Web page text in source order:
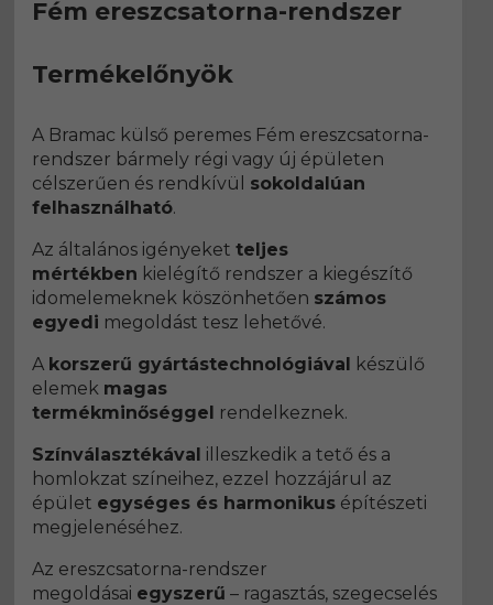
Fém ereszcsatorna-rendszer
Termékelőnyök
A Bramac külső peremes Fém ereszcsatorna-
rendszer bármely régi vagy új épületen
célszerűen és rendkívül sokoldalúan
felhasználható.
Az általános igényeketteljes
mértékben kielégítő rendszer a kiegészítő
idomelemeknek köszönhetően számos
egyedi megoldást tesz lehetővé.
A korszerű gyártástechnológiával készülő
elemek magas
termékminőséggel rendelkeznek.
Színválasztékával illeszkedik a tető és a
homlokzat színeihez, ezzel hozzájárul az
épület egységes és harmonikus építészeti
megjelenéséhez.
Az ereszcsatorna-rendszer
megoldásai egyszerű – ragasztás, szegecselés